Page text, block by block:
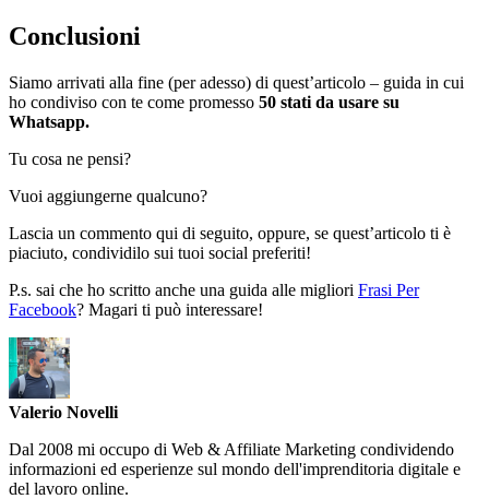
Conclusioni
Siamo arrivati alla fine (per adesso) di quest’articolo – guida in cui
ho condiviso con te come promesso 50 stati da usare su
Whatsapp.
Tu cosa ne pensi?
Vuoi aggiungerne qualcuno?
Lascia un commento qui di seguito, oppure, se quest’articolo ti è
piaciuto, condividilo sui tuoi social preferiti!
P.s. sai che ho scritto anche una guida alle migliori Frasi Per
Facebook? Magari ti può interessare!
Valerio Novelli
Dal 2008 mi occupo di Web & Affiliate Marketing condividendo
informazioni ed esperienze sul mondo dell'imprenditoria digitale e
del lavoro online.